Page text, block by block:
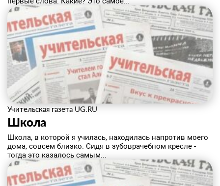
Учительская газета UG.RU
Школа
Школа, в которой я училась, находилась напротив моего
дома, совсем близко. Сидя в зубоврачебном кресле -
тогда это казалось самым...